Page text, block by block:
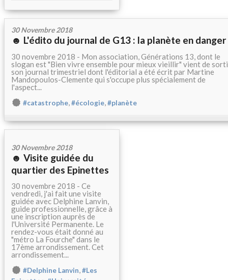
30 Novembre 2018
☻ L'édito du journal de G13 : la planète en danger
30 novembre 2018 - Mon association, Générations 13, dont le
slogan est "Bien vivre ensemble pour mieux vieillir" vient de
son journal trimestriel dont l'éditorial a été écrit par Martine
Mandopoulos-Clemente qui s'occupe plus spécialement de
l'aspect...
#catastrophe,#écologie,#planète
30 Novembre 2018
☻ Visite guidée du
quartier des Epinettes
30 novembre 2018 - Ce
vendredi, j'ai fait une visite
guidée avec Delphine Lanvin,
guide professionnelle, grâce à
une inscription auprès de
l'Université Permanente. Le
rendez-vous était donné au
"métro La Fourche" dans le
17ème arrondissement. Cet
arrondissement...
#Delphine Lanvin,#Les